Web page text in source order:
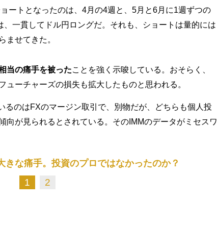
ートとなったのは、4月の4週と、5月と6月に1週ずつの
一貫してドル円ロングだ。それも、ショートは量的には
ませてきた。
当の痛手を被ったことを強く示唆している。おそらく、
ーチャーズの損失も拡大したものと思われる。
るのはFXのマージン取引で、別物だが、どちらも個人投
向が見られるとされている。そのIMMのデータがミセスワ
きな痛手。投資のプロではなかったのか？
1 2